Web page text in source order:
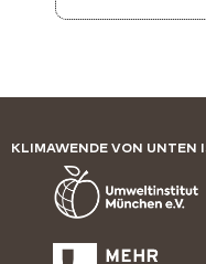
KLIMAWENDE VON UNTEN